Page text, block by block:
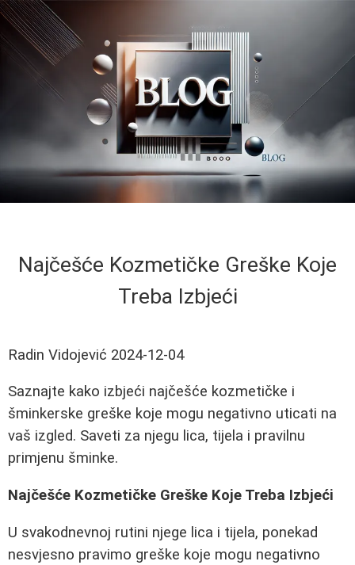
Najčešće Kozmetičke Greške Koje
Treba Izbjeći
Radin Vidojević 2024-12-04
Saznajte kako izbjeći najčešće kozmetičke i
šminkerske greške koje mogu negativno uticati na
vaš izgled. Saveti za njegu lica, tijela i pravilnu
primjenu šminke.
Najčešće Kozmetičke Greške Koje Treba Izbjeći
U svakodnevnoj rutini njege lica i tijela, ponekad
nesvjesno pravimo greške koje mogu negativno